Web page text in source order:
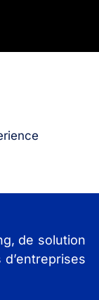
de solution